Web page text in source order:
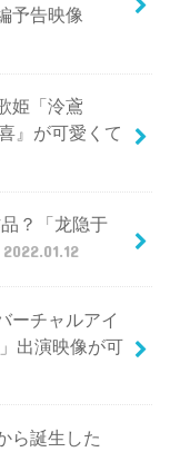
予告映像
姫「泠鳶
』が可愛くて
？「龙隐于
2022.01.12
ーチャルアイ
出演映像が可
ら誕生した